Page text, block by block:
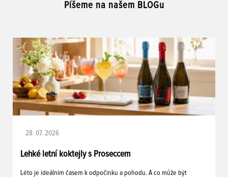
Píšeme na našem BLOGu
28. 07. 2026
Lehké letní koktejly s Proseccem
Léto je ideálním časem k odpočinku a pohodu. A co může být